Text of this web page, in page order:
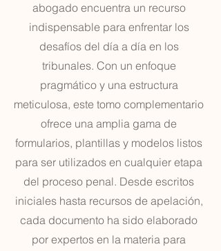
abogado encuentra un recurso
indispensable para enfrentar los
desafíos del día a día en los
tribunales. Con un enfoque
pragmático y una estructura
meticulosa, este tomo complementario
ofrece una amplia gama de
formularios, plantillas y modelos listos
para ser utilizados en cualquier etapa
del proceso penal. Desde escritos
iniciales hasta recursos de apelación,
cada documento ha sido elaborado
por expertos en la materia para